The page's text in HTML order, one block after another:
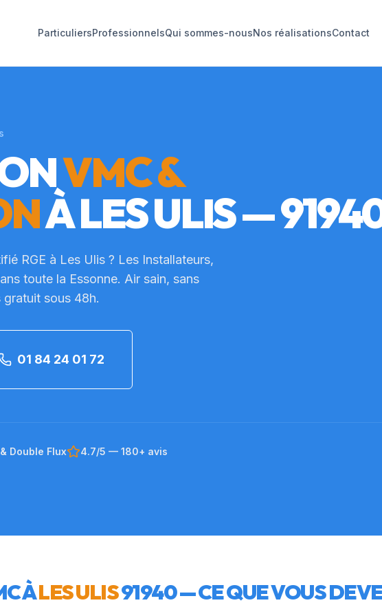
ParticuliersProfessionnelsQui sommes-nousNos réalisationsContact
VMC &
ÀLES ULIS—
RGE à Les Ulis ? Les Installateurs,
toute la Essonne. Air sain, sans
sous 48h.
01 84 24 01 72
Double Flux 4.7/5 — 180+ avis
ÀLES ULIS91940— CE QUE VOUS